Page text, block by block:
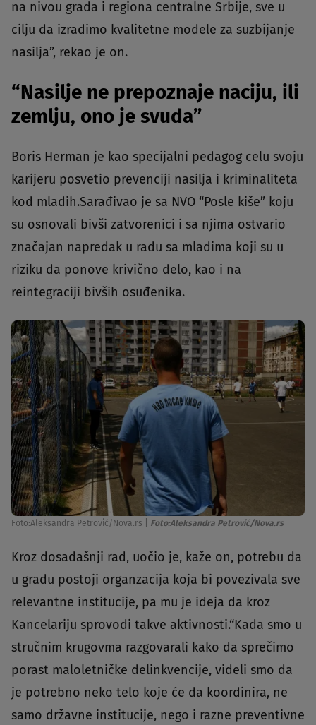
na nivou grada i regiona centralne Srbije, sve u
cilju da izradimo kvalitetne modele za suzbijanje
nasilja”, rekao je on.
“Nasilje ne prepoznaje naciju, ili
zemlju, ono je svuda”
Boris Herman je kao specijalni pedagog celu svoju
karijeru posvetio prevenciji nasilja i kriminaliteta
kod mladih.Sarađivao je sa NVO “Posle kiše” koju
su osnovali bivši zatvorenici i sa njima ostvario
značajan napredak u radu sa mladima koji su u
riziku da ponove krivično delo, kao i na
reintegraciji bivših osuđenika.
Foto:Aleksandra Petrović/Nova.rs Foto:Aleksandra Petrović/Nova.rs
Kroz dosadašnji rad, uočio je, kaže on, potrebu da
u gradu postoji organzacija koja bi povezivala sve
relevantne institucije, pa mu je ideja da kroz
Kancelariju sprovodi takve aktivnosti.“Kada smo u
stručnim krugovma razgovarali kako da sprečimo
porast maloletničke delinkvencije, videli smo da
je potrebno neko telo koje će da koordinira, ne
samo državne institucije, nego i razne preventivne